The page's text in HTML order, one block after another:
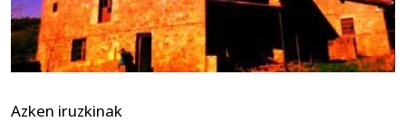
Azken iruzkinak